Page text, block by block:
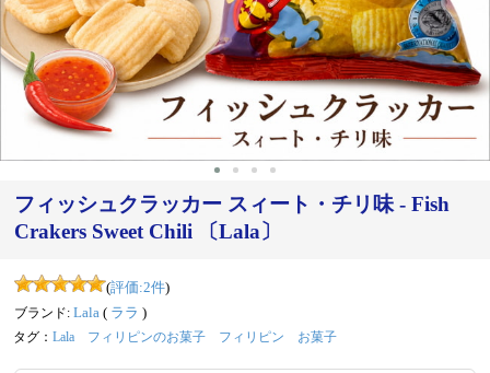
フィッシュクラッカー スィート・チリ味 - Fish
Crakers Sweet Chili 〔Lala〕
(評価:2件)
ブランド: Lala ( ララ )
タグ： Lala フィリピンのお菓子 フィリピン お菓子